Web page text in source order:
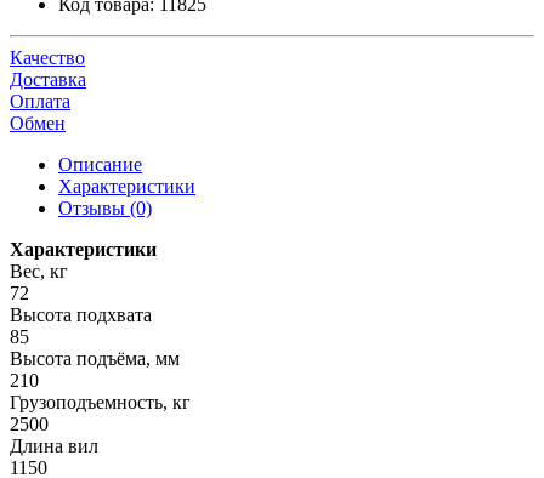
Качество
Доставка
Оплата
Обмен
Описание
Характеристики
Отзывы (0)
Характеристики
Вес, кг
72
Высота подхвата
85
Высота подъёма, мм
210
Грузоподъемность, кг
2500
Длина вил
1150